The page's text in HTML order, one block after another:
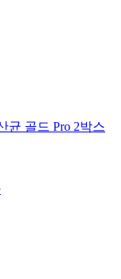
균 골드 Pro 2박스